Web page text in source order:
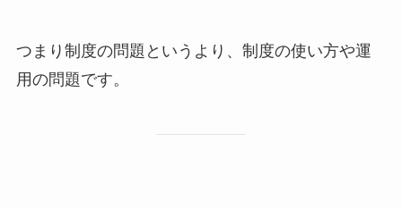
つまり制度の問題というより、制度の使い方や運
用の問題です。